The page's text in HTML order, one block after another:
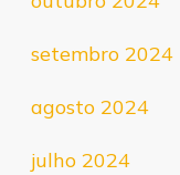
setembro 2024
agosto 2024
julho 2024